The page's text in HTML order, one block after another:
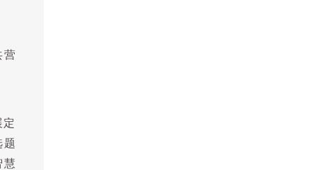
营
题
慧